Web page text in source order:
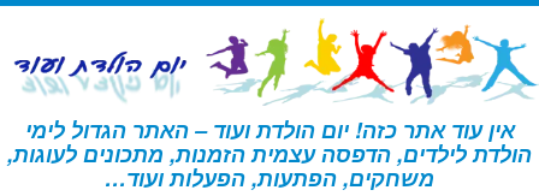
דלג
לתוכן
אין עוד אתר כזה! יום הולדת ועוד – האתר הגדול לימי
הולדת לילדים, הדפסה עצמית הזמנות, מתכונים לעוגות,
משחקים, הפתעות, הפעלות ועוד… דף הבית » החיים הסודיים של חיות המחמד » כלב – כף רגל